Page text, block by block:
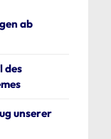
ab
des
unserer